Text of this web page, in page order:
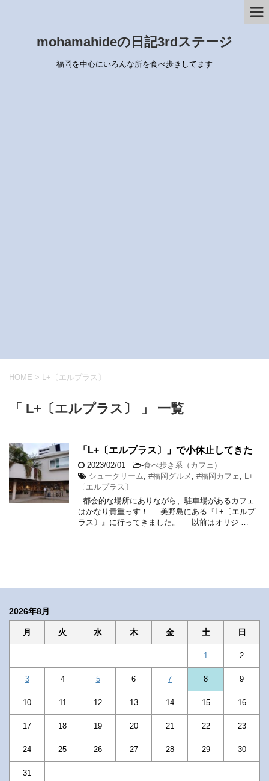
mohamahideの日記3rdステージ
福岡を中心にいろんな所を食べ歩きしてます
HOME > L+〔エルプラス〕
「 L+〔エルプラス〕 」 一覧
「L+〔エルプラス〕」で小休止してきた
2023/02/01 -食べ歩き系（カフェ）
シュークリーム
#福岡グルメ #福岡カフェ
L+
〔エルプラス〕
都会的な場所にありながら、駐車場があるカフェ
はかなり貴重っす！ 美野島にある『L+〔エルプ
ラス〕』に行ってきました。 以前はオリジ …
2026年8月
月 火 水 木 金 土 日
1 2
3 4 5 6 7 8 9
10 11 12 13 14 15 16
17 18 19 20 21 22 23
24 25 26 27 28 29 30
31